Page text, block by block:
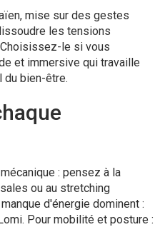
mise sur des gestes
les tensions
le si vous
et immersive qui travaille
du bien-être.
: pensez à la
ou au stretching
d'énergie dominent :
Pour mobilité et posture :